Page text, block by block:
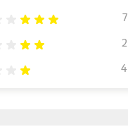
Hodnocení 60%
7
Hodnocení 40%
2
Hodnocení 20%
4